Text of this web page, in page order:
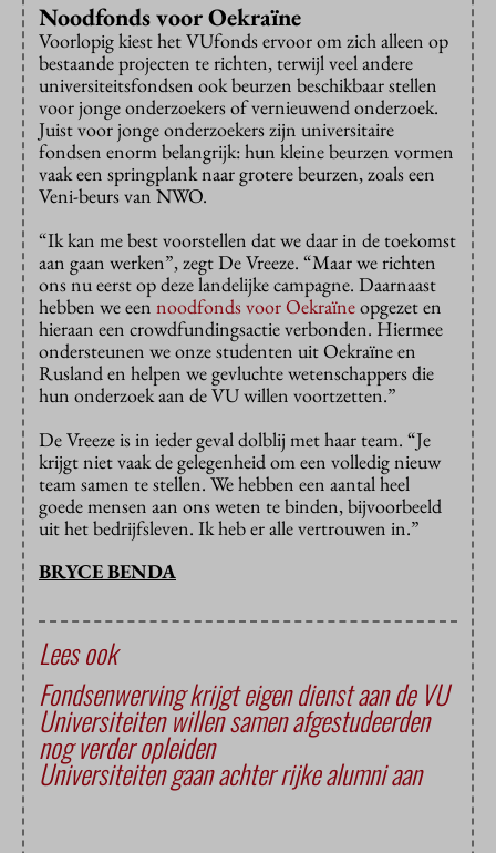
Noodfonds voor Oekraïne
Voorlopig kiest het VUfonds ervoor om zich alleen op
bestaande projecten te richten, terwijl veel andere
universiteitsfondsen ook beurzen beschikbaar stellen
voor jonge onderzoekers of vernieuwend onderzoek.
Juist voor jonge onderzoekers zijn universitaire
fondsen enorm belangrijk: hun kleine beurzen vormen
vaak een springplank naar grotere beurzen, zoals een
Veni-beurs van NWO.
“Ik kan me best voorstellen dat we daar in de toekomst
aan gaan werken”, zegt De Vreeze. “Maar we richten
ons nu eerst op deze landelijke campagne. Daarnaast
hebben we een noodfonds voor Oekraïneopgezet en
hieraan een crowdfundingsactie verbonden. Hiermee
ondersteunen we onze studenten uit Oekraïne en
Rusland en helpen we gevluchte wetenschappers die
hun onderzoek aan de VU willen voortzetten.”
De Vreeze is in ieder geval dolblij met haar team. “Je
krijgt niet vaak de gelegenheid om een volledig nieuw
team samen te stellen. We hebben een aantal heel
goede mensen aan ons weten te binden, bijvoorbeeld
uit het bedrijfsleven. Ik heb er alle vertrouwen in.”
BRYCE BENDA
Lees ook
Fondsenwerving krijgt eigen dienst aan de VU
Universiteiten willen samen afgestudeerden
nog verder opleiden
Universiteiten gaan achter rijke alumni aan